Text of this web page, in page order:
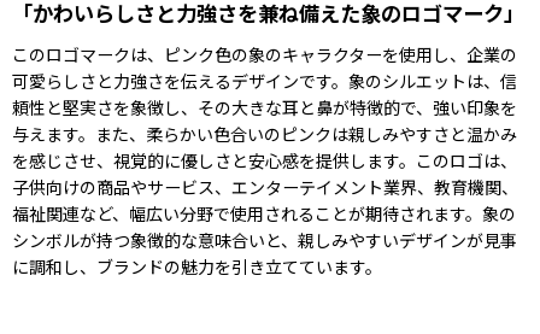
「かわいらしさと力強さを兼ね備えた象のロゴマーク」
このロゴマークは、ピンク色の象のキャラクターを使用し、企業の
可愛らしさと力強さを伝えるデザインです。象のシルエットは、信
頼性と堅実さを象徴し、その大きな耳と鼻が特徴的で、強い印象を
与えます。また、柔らかい色合いのピンクは親しみやすさと温かみ
を感じさせ、視覚的に優しさと安心感を提供します。このロゴは、
子供向けの商品やサービス、エンターテイメント業界、教育機関、
福祉関連など、幅広い分野で使用されることが期待されます。象の
シンボルが持つ象徴的な意味合いと、親しみやすいデザインが見事
に調和し、ブランドの魅力を引き立てています。